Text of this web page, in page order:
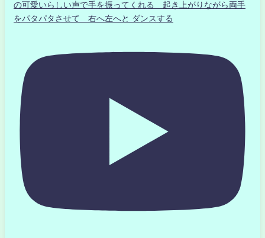
の可愛いらしい声で手を振ってくれる 起き上がりながら両手
をパタパタさせて 右へ左へと ダンスする